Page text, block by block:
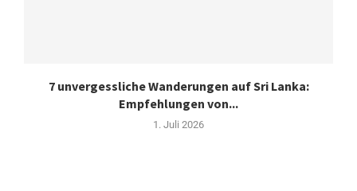
7 unvergessliche Wanderungen auf Sri Lanka:
Empfehlungen von...
1. Juli 2026